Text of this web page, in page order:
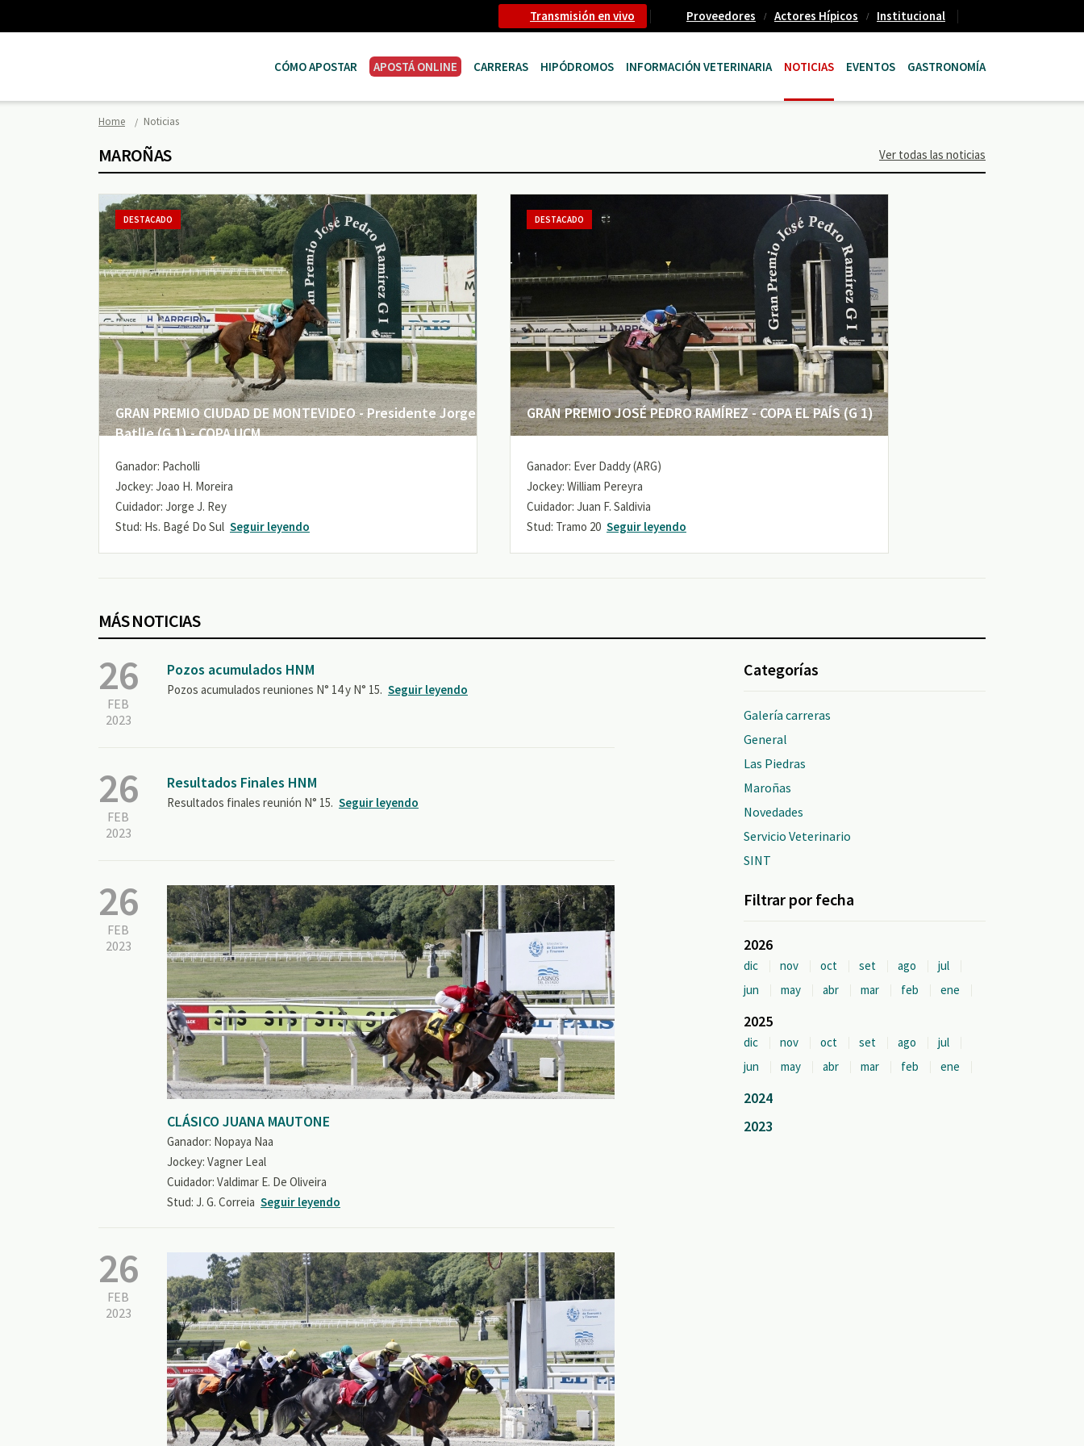
Transmisión en vivo Proveedores Actores Hípicos Institucional
CÓMO APOSTAR APOSTÁ ONLINE CARRERAS HIPÓDROMOS INFORMACIÓN VETERINARIA NOTICIAS EVENTOS GASTRONOMÍA
Home Noticias
MAROÑAS Ver todas las noticias
GRAN PREMIO CIUDAD DE MONTEVIDEO - Presidente Jorge
Batlle (G 1) - COPA UCM
DESTACADO
Ganador: Pacholli
Jockey: Joao H. Moreira
Cuidador: Jorge J. Rey
Stud: Hs. Bagé Do Sul Seguir leyendo
GRAN PREMIO JOSÉ PEDRO RAMÍREZ - COPA EL PAÍS (G 1)
DESTACADO
Ganador: Ever Daddy (ARG)
Jockey: William Pereyra
Cuidador: Juan F. Saldivia
Stud: Tramo 20 Seguir leyendo
MÁS NOTICIAS
26
FEB
2023
Pozos acumulados HNM
Pozos acumulados reuniones N° 14 y N° 15. Seguir leyendo
26
FEB
2023
Resultados Finales HNM
Resultados finales reunión N° 15. Seguir leyendo
26
FEB
2023
CLÁSICO JUANA MAUTONE
Ganador: Nopaya Naa
Jockey: Vagner Leal
Cuidador: Valdimar E. De Oliveira
Stud: J. G. Correia Seguir leyendo
26
FEB
2023
Categorías
Galería carreras
General
Las Piedras
Maroñas
Novedades
Servicio Veterinario
SINT
Filtrar por fecha
2026
dic nov oct set ago
jul
jun
may abr mar feb ene
2025
dic nov oct set ago
jul
jun
may abr mar feb ene
2024
2023